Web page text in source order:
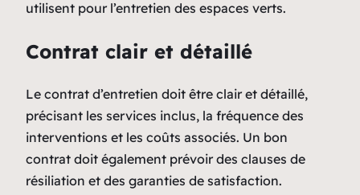
utilisent pour l’entretien des espaces verts.
Contrat clair et détaillé
Le contrat d’entretien doit être clair et détaillé,
précisant les services inclus, la fréquence des
interventions et les coûts associés. Un bon
contrat doit également prévoir des clauses de
résiliation et des garanties de satisfaction.